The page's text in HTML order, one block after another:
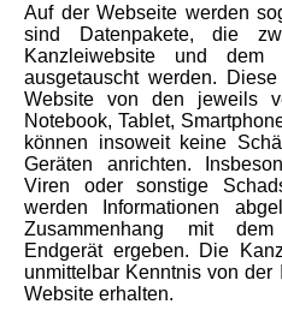
Auf der Webseite werden
sind Datenpakete, die
Kanzleiwebsite und dem
ausgetauscht werden.
Website von den jeweils
Notebook, Tablet,
können insoweit keine
Geräten anrichten.
Viren oder sonstige
werden Informationen
Zusammenhang mit
Endgerät ergeben. Die
unmittelbar Kenntnis von
Website erhalten.